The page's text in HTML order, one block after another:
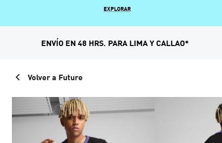
EXPLORAR
ENVÍO EN 48 HRS. PARA LIMA Y CALLAO*
Volver a Future